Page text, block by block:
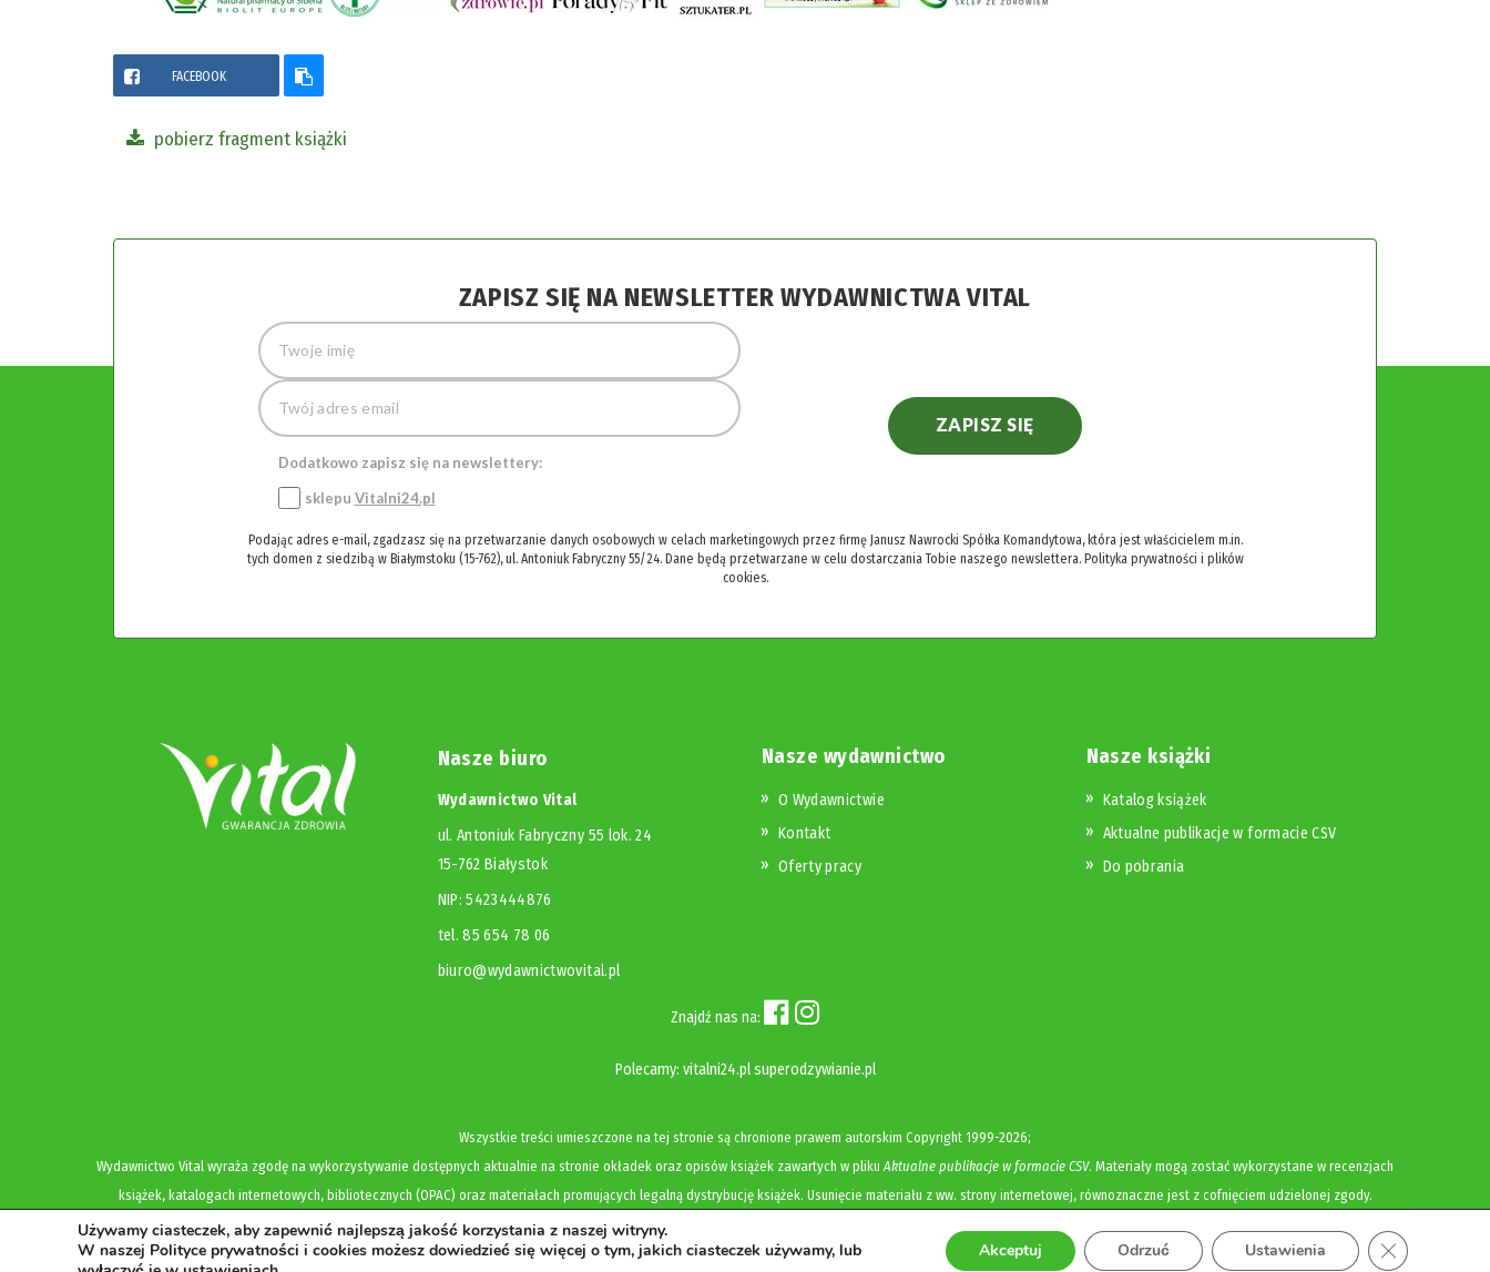
FACEBOOK
pobierz fragment książki
ZAPISZ SIĘ NA NEWSLETTER WYDAWNICTWA VITAL
Dodatkowo zapisz się na newslettery:
sklepu Vitalni24.pl
ZAPISZ SIĘ
Podając adres e-mail, zgadzasz się na przetwarzanie danych osobowych w celach marketingowych przez firmę Janusz Nawrocki Spółka Komandytowa, która jest właścicielem m.in.
tych domen z siedzibą w Białymstoku (15-762), ul. Antoniuk Fabryczny 55/24. Dane będą przetwarzane w celu dostarczania Tobie naszego newslettera. Polityka prywatności i plików
cookies.
Nasze biuro
Wydawnictwo Vital
ul. Antoniuk Fabryczny 55 lok. 24
15-762 Białystok
NIP: 5423444876
tel. 85 654 78 06
biuro@wydawnictwovital.pl
Nasze wydawnictwo
O Wydawnictwie
Kontakt
Oferty pracy
Nasze książki
Katalog książek
Aktualne publikacje w formacie CSV
Do pobrania
Znajdź nas na:
Polecamy: vitalni24.pl superodzywianie.pl
Wszystkie treści umieszczone na tej stronie są chronione prawem autorskim Copyright 1999-2026;
Wydawnictwo Vital wyraża zgodę na wykorzystywanie dostępnych aktualnie na stronie okładek oraz opisów książek zawartych w pliku Aktualne publikacje w formacie CSV. Materiały mogą zostać wykorzystane w recenzjach
książek, katalogach internetowych, bibliotecznych (OPAC) oraz materiałach promujących legalną dystrybucję książek. Usunięcie materiału z ww. strony internetowej, równoznaczne jest z cofnięciem udzielonej zgody.
Polityka prywatności i cookies
Używamy ciasteczek, aby zapewnić najlepszą jakość korzystania z naszej witryny.
W naszej Polityce prywatności i cookies możesz dowiedzieć się więcej o tym, jakich ciasteczek używamy, lub
Akceptuj Odrzuć Ustawienia Zamknij panel